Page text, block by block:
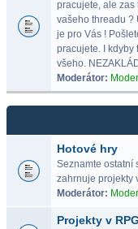
pracujete, ale zas
vašeho threadu ?
je pro Vás !
pracujete. I kdyby
všeho.
Moderátor:
Hotové hry
Seznamte ostatní
zahrnuje projekty
Moderátor:
Projekty v